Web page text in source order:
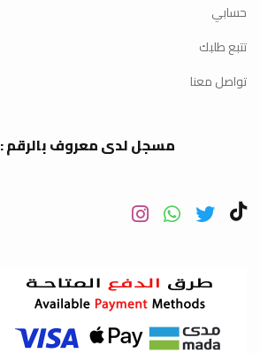
حسابي
تتبع طلبك
تواصل معنا
مسجل لدى معروف بالرقم : 357343